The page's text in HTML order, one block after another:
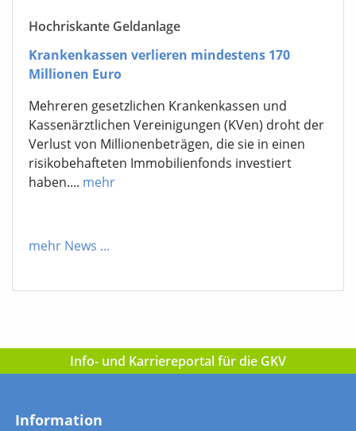
Hochriskante Geldanlage
Krankenkassen verlieren mindestens 170
Millionen Euro
Mehreren gesetzlichen Krankenkassen und
Kassenärztlichen Vereinigungen (KVen) droht der
Verlust von Millionenbeträgen, die sie in einen
risikobehafteten Immobilienfonds investiert
haben.... mehr
mehr News ...
Info- und Karriereportal für die GKV
Information